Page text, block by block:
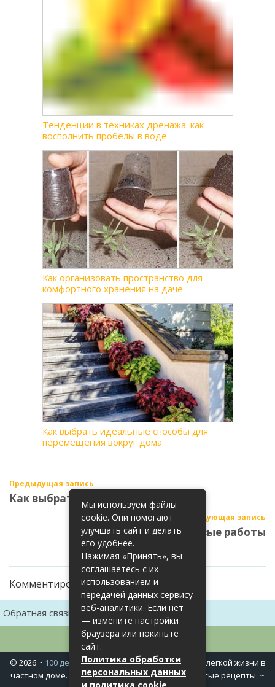
Тенденции в техниках дренажа: как
восполнить пробелы в воде
Как организовать пространство для
комфортного хранения на даче
Как выбрать идеальные способы для
перемещения вокруг дома
Предыдущая запись
Как выбрать почву для посадки
Следующая запись
Как выполнять грузовые работы
Комментирование закрыто
Обратная связь Карта сайта
© 2026~ 100 дел в доме~ Полезные хитрости для легкой жизни в
частном доме. Сад, огород, дела домашние, простые рецепты. ~
Мы используем файлы
cookie. Они помогают
улучшать сайт и делать
его удобнее.
Нажимая «Принять», вы
соглашаетесь с их
использованием и
передачей данных сервису
веб-аналитики. Если нет
— измените настройки
браузера или покиньте
сайт.
Политика обработки
персональных данных